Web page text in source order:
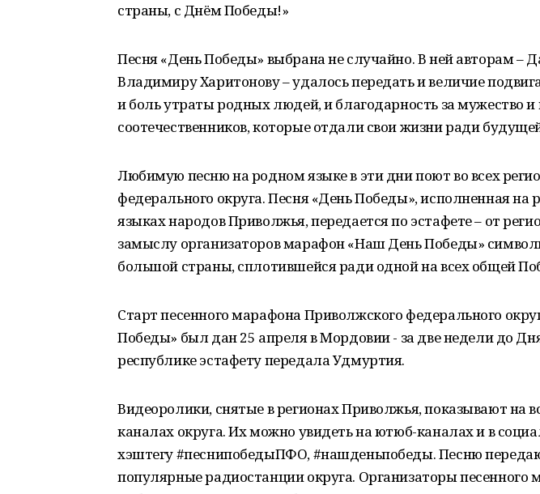
страны, с Днём Победы!»
Песня «День Победы» выбрана не случайно. В ней авторам –
Владимиру Харитонову – удалось передать и величие
и боль утраты родных людей, и благодарность за мужество
соотечественников, которые отдали свои жизни ради
Любимую песню на родном языке в эти дни поют во всех
федерального округа. Песня «День Победы», исполненная на
языках народов Приволжья, передается по эстафете – от
замыслу организаторов марафон «Наш День Победы»
большой страны, сплотившейся ради одной на всех общей
Старт песенного марафона Приволжского федерального
Победы» был дан 25 апреля в Мордовии - за две недели до
республике эстафету передала Удмуртия.
Видеоролики, снятые в регионах Приволжья, показывают на
каналах округа. Их можно увидеть на ютюб-каналах и в
хэштегу #песнипобедыПФО, #нашденьпобеды. Песню
популярные радиостанции округа. Организаторы